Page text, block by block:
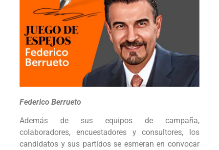
Federico Berrueto
Además de sus equipos de campaña,
colaboradores, encuestadores y consultores, los
candidatos y sus partidos se esmeran en convocar